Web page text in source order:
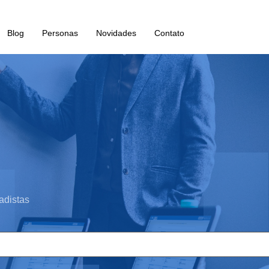
Blog Personas Novidades Contato